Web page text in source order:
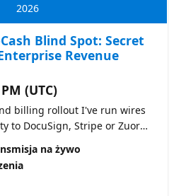
2026
Blind Spot: Secret
Revenue
(UTC)
billing rollout I've run wires
to DocuSign, Stripe or Zuora-
through API keys and OAuth
Integration
scripts. AppSec
that layer as "business
na żywo